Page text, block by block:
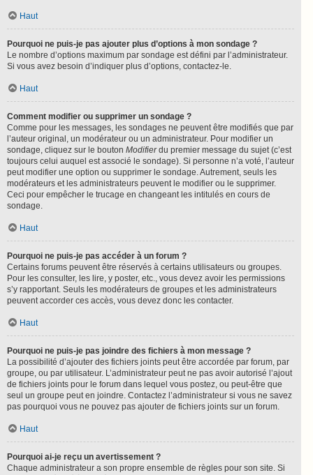
Haut
Pourquoi ne puis-je pas ajouter plus d’options à mon sondage ?
Le nombre d’options maximum par sondage est défini par l’administrateur.
Si vous avez besoin d’indiquer plus d’options, contactez-le.
Haut
Comment modifier ou supprimer un sondage ?
Comme pour les messages, les sondages ne peuvent être modifiés que par
l’auteur original, un modérateur ou un administrateur. Pour modifier un
sondage, cliquez sur le bouton Modifierdu premier message du sujet (c’est
toujours celui auquel est associé le sondage). Si personne n’a voté, l’auteur
peut modifier une option ou supprimer le sondage. Autrement, seuls les
modérateurs et les administrateurs peuvent le modifier ou le supprimer.
Ceci pour empêcher le trucage en changeant les intitulés en cours de
sondage.
Haut
Pourquoi ne puis-je pas accéder à un forum ?
Certains forums peuvent être réservés à certains utilisateurs ou groupes.
Pour les consulter, les lire, y poster, etc., vous devez avoir les permissions
s’y rapportant. Seuls les modérateurs de groupes et les administrateurs
peuvent accorder ces accès, vous devez donc les contacter.
Haut
Pourquoi ne puis-je pas joindre des fichiers à mon message ?
La possibilité d’ajouter des fichiers joints peut être accordée par forum, par
groupe, ou par utilisateur. L’administrateur peut ne pas avoir autorisé l’ajout
de fichiers joints pour le forum dans lequel vous postez, ou peut-être que
seul un groupe peut en joindre. Contactez l’administrateur si vous ne savez
pas pourquoi vous ne pouvez pas ajouter de fichiers joints sur un forum.
Haut
Pourquoi ai-je reçu un avertissement ?
Chaque administrateur a son propre ensemble de règles pour son site. Si